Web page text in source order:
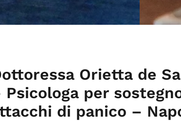
Orietta de
Psicologa per
di panico –